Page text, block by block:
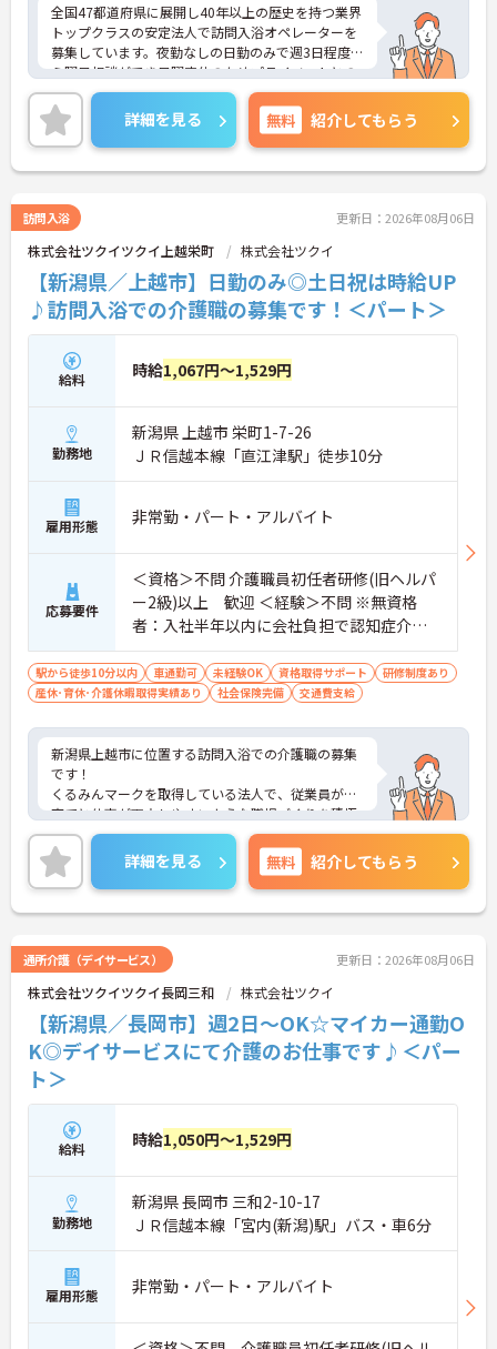
全国47都道府県に展開し40年以上の歴史を持つ業界
トップクラスの安定法人で訪問入浴オペレーターを
募集しています。夜勤なしの日勤のみで週3日程度か
ら曜日相談ができ日曜定休のためプライベートとの
両立が可能です。企業主導型保育施設の利用枠や母
父子育児手当があり子育て中の方も安心して働けま
す。土祝は時給が100円アップしお祝い金などの福
利厚生も充実しています。業務は看護職員を含む3名
体制で行うため安心して取り組むことができ運転免
自由で自分らしく働ける風通しの良い社風です。過
去3年で400名以上の正社員登用実績（※2026年5月
時点）があり資格取得支援制度も完備しているため
パートから正社員を目指し着実にキャリアアップで
きるやりがいのある環境です。
★おすすめPOINT★
◆ヘルパー・オペレーター・看護職員の「3名1チー
ム」で行います。頼れる先輩スタッフと常に一緒に
ケアを行うため、介護業界が初めての方や無資格の
方でも安心してスタートできるのが特徴です。お客
様から直接「ありがとう」と感謝の言葉をいただけ
る機会も多く、日々やりがいを感じながら働けま
やプライベートとの両立がしやすい職場です。勤務
や時間の相談が可能で、WワークもOK！「今は少し
ずつ働いて、子育てが落ち着いたら日数を増やした
い」という希望も叶います。過去3年間で700名以上
が正社員に登用されており、ライフステージに合わ
せた働き方が選べます。
◆社内ガイドラインの範囲内で髪色や髪型が自由で
す！ネイルやまつげエクステ、ひげもOKなので、お
しゃれを我慢することなく、自分らしくのびのびと
活躍できます。
詳細を見る 無料 紹介してもらう
訪問入浴 更新日：2026年08月06日
株式会社ツクイツクイ上越栄町 株式会社ツクイ
【新潟県／上越市】日勤のみ◎土日祝は時給UP
♪訪問入浴での介護職の募集です！＜パート＞
給料 時給1,067円～1,529円
勤務地
新潟県 上越市 栄町1-7-26
ＪＲ信越本線「直江津駅」徒歩10分
雇用形態 非常勤・パート・アルバイト
応募要件
＜資格＞不問 介護職員初任者研修(旧ヘルパ
ー2級)以上 歓迎 ＜経験＞不問 ※無資格
者：入社半年以内に会社負担で認知症介護
基礎研修受講
駅から徒歩10分以内 車通勤可 未経験OK 資格取得サポート
研修制度あり
産休･育休･介護休暇取得実績あり
社会保険完備 交通費支給
新潟県上越市に位置する訪問入浴での介護職の募集
です！
くるみんマークを取得している法人で、従業員が子
育てと仕事が両立しやすいような職場づくりを積極
的に行っています。
ご興味ある方には、面接対策ポイントなど、さらに
詳細をお話しいたしますのでお気軽にご相談くださ
い！
詳細を見る 無料 紹介してもらう
通所介護（デイサービス） 更新日：2026年08月06日
株式会社ツクイツクイ長岡三和 株式会社ツクイ
【新潟県／長岡市】週2日～OK☆マイカー通勤O
K◎デイサービスにて介護のお仕事です♪＜パー
ト＞
給料 時給1,050円～1,529円
勤務地
新潟県 長岡市 三和2-10-17
ＪＲ信越本線「宮内(新潟)駅」バス・車6分
雇用形態 非常勤・パート・アルバイト